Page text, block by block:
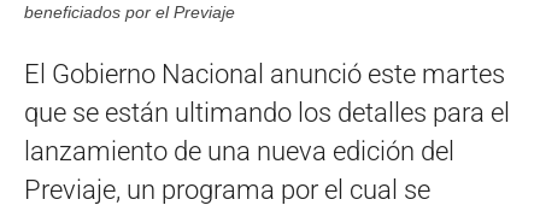
beneficiados por el Previaje
El Gobierno Nacional anunció este martes
que se están ultimando los detalles para el
lanzamiento de una nueva edición del
Previaje, un programa por el cual se